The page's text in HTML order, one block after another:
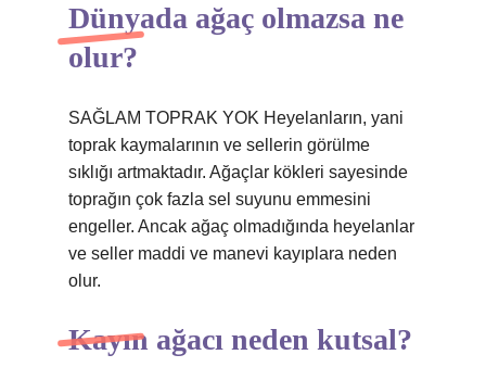
Dünyada ağaç olmazsa ne
olur?
SAĞLAM TOPRAK YOK Heyelanların, yani
toprak kaymalarının ve sellerin görülme
sıklığı artmaktadır. Ağaçlar kökleri sayesinde
toprağın çok fazla sel suyunu emmesini
engeller. Ancak ağaç olmadığında heyelanlar
ve seller maddi ve manevi kayıplara neden
olur.
Kayın ağacı neden kutsal?